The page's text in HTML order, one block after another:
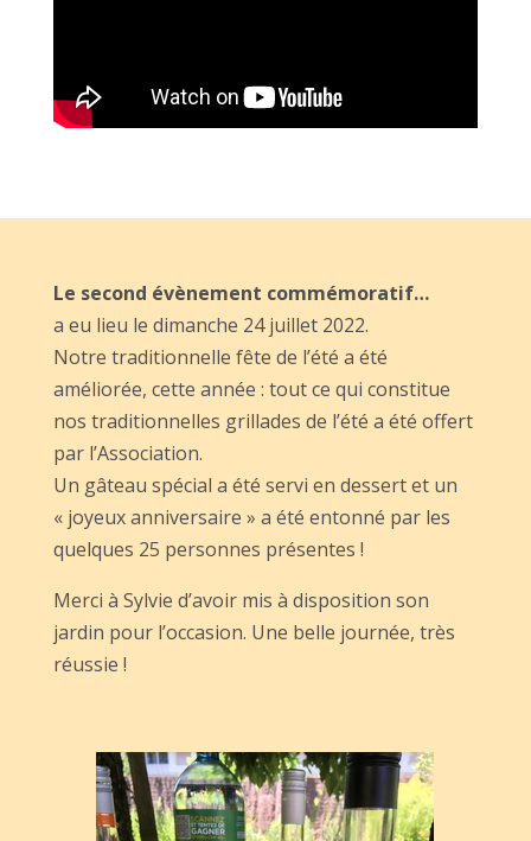
Le second évènement commémoratif…
a eu lieu le dimanche 24 juillet 2022.
Notre traditionnelle fête de l’été a été
améliorée, cette année : tout ce qui constitue
nos traditionnelles grillades de l’été a été offert
par l’Association.
Un gâteau spécial a été servi en dessert et un
« joyeux anniversaire » a été entonné par les
quelques 25 personnes présentes !
Merci à Sylvie d’avoir mis à disposition son
jardin pour l’occasion. Une belle journée, très
réussie !